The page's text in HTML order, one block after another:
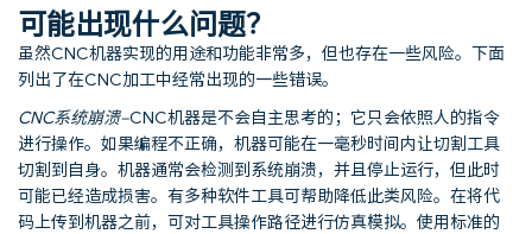
可能出现什么问题？
虽然CNC机器实现的用途和功能非常多，但也存在一些风险。下面
列出了在CNC加工中经常出现的一些错误。
CNC系统崩溃–CNC机器是不会自主思考的；它只会依照人的指令
进行操作。如果编程不正确，机器可能在一毫秒时间内让切割工具
切割到自身。机器通常会检测到系统崩溃，并且停止运行，但此时
可能已经造成损害。有多种软件工具可帮助降低此类风险。在将代
码上传到机器之前，可对工具操作路径进行仿真模拟。使用标准的